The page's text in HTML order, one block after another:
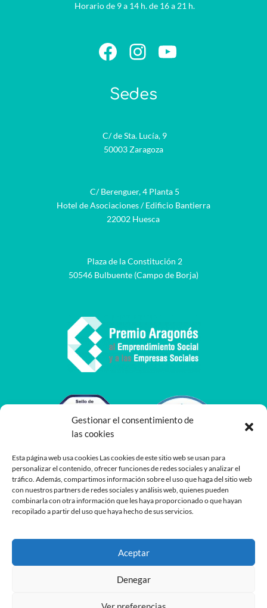
Gestionar el consentimiento de
las cookies
Esta página web usa cookies Las cookies de este sitio web se usan para
personalizar el contenido, ofrecer funciones de redes sociales y analizar el
tráfico. Además, compartimos información sobre el uso que haga del sitio web
con nuestros partners de redes sociales y análisis web, quienes pueden
combinarla con otra información que les haya proporcionado o que hayan
recopilado a partir del uso que haya hecho de sus servicios.
Aceptar
Denegar
Horario de 9 a 14 h. de 16 a 21 h.
Facebook
Instagram
YouTube
Sedes
C/ de Sta. Lucía, 9
50003 Zaragoza
C/ Berenguer, 4 Planta 5
Hotel de Asociaciones / Edificio Bantierra
22002 Huesca
Plaza de la Constitución 2
50546 Bulbuente (Campo de Borja)